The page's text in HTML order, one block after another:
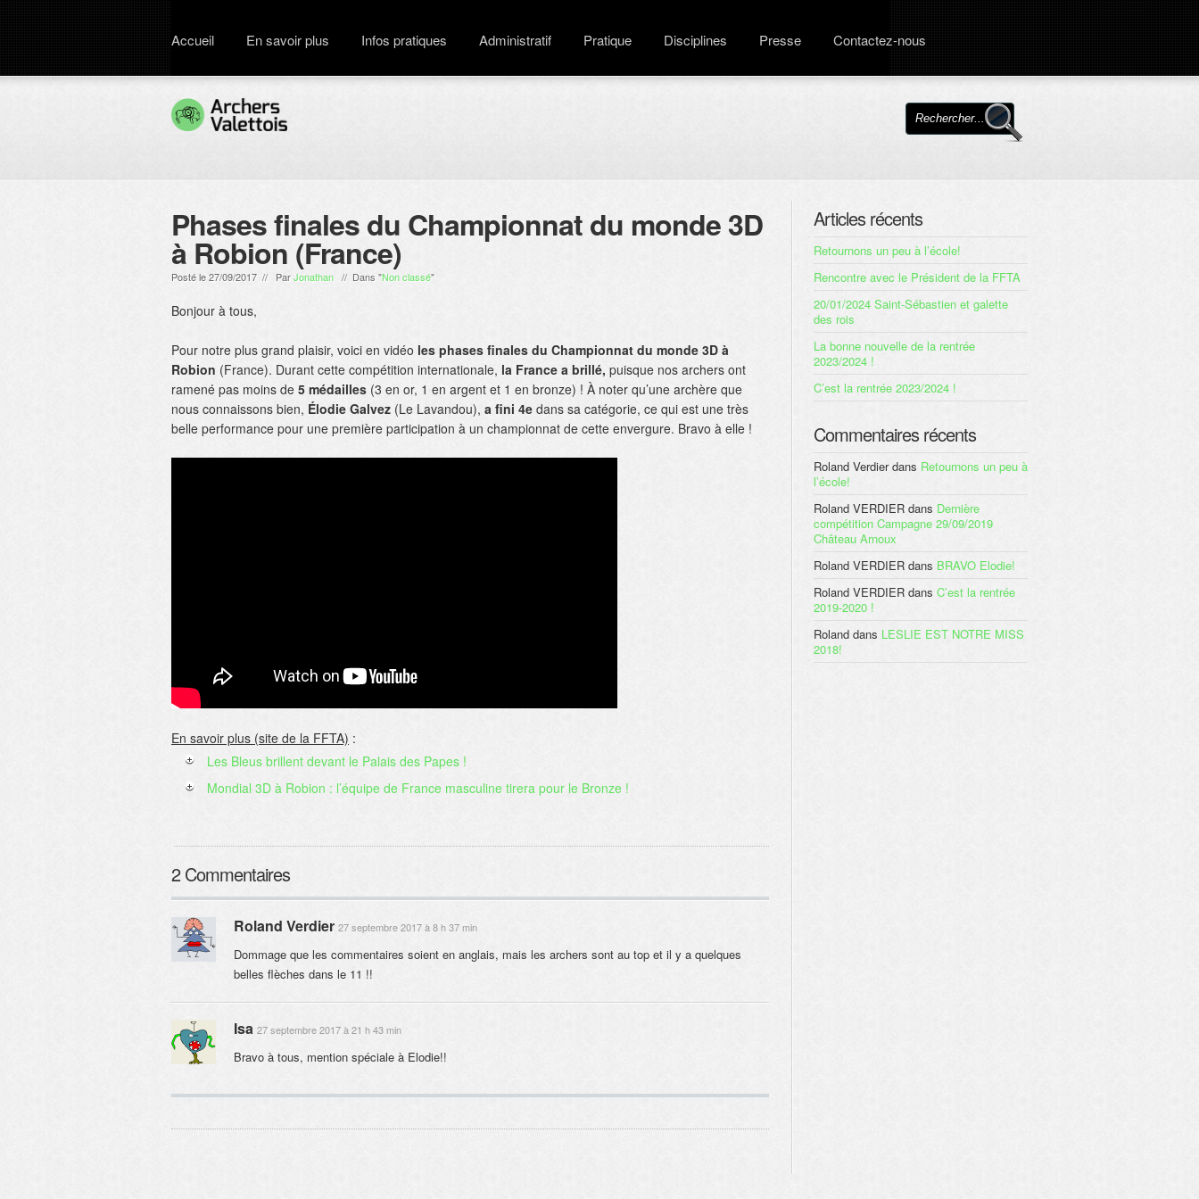
Accueil En savoir plus Infos pratiques Administratif Pratique Disciplines Presse Contactez-nous
Phases finales du Championnat du monde 3D
à Robion (France)
Posté le 27/09/2017 // ParJonathan // Dans "Non classé"
Bonjour à tous,
Pour notre plus grand plaisir, voici en vidéo les phases finales du Championnat du monde 3D à
Robion (France). Durant cette compétition internationale, la France a brillé, puisque nos archers ont
ramené pas moins de 5 médailles (3 en or, 1 en argent et 1 en bronze) ! À noter qu’une archère que
nous connaissons bien, Élodie Galvez (Le Lavandou), a fini 4e dans sa catégorie, ce qui est une très
belle performance pour une première participation à un championnat de cette envergure. Bravo à elle !
En savoir plus (site de la FFTA) :
Les Bleus brillent devant le Palais des Papes !
Mondial 3D à Robion : l’équipe de France masculine tirera pour le Bronze !
2 Commentaires
Roland Verdier 27 septembre 2017 à 8 h 37 min
Dommage que les commentaires soient en anglais, mais les archers sont au top et il y a quelques
belles flèches dans le 11 !!
Isa 27 septembre 2017 à 21 h 43 min
Bravo à tous, mention spéciale à Elodie!!
Articles récents
Retournons un peu à l’école!
Rencontre avec le Président de la FFTA
20/01/2024 Saint-Sébastien et galette
des rois
La bonne nouvelle de la rentrée
2023/2024 !
C’est la rentrée 2023/2024 !
Commentaires récents
Roland Verdierdans Retournons un peu à
l’école!
Roland VERDIER dans Dernière
compétition Campagne 29/09/2019
Château Arnoux
Roland VERDIER dans BRAVO Elodie!
Roland VERDIER dans C’est la rentrée
2019-2020 !
Roland dans LESLIE EST NOTRE MISS
2018!